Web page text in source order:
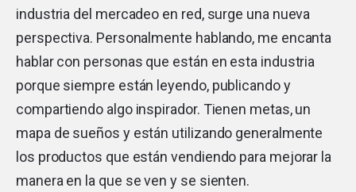
industria del mercadeo en red, surge una nueva
perspectiva. Personalmente hablando, me encanta
hablar con personas que están en esta industria
porque siempre están leyendo, publicando y
compartiendo algo inspirador. Tienen metas, un
mapa de sueños y están utilizando generalmente
los productos que están vendiendo para mejorar la
manera en la que se ven y se sienten.